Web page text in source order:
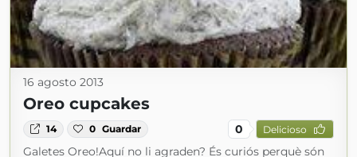
16 agosto 2013
Oreo cupcakes
14 0 Guardar 0 Delicioso
Galetes Oreo!Aquí no li agraden? És curiós perquè són